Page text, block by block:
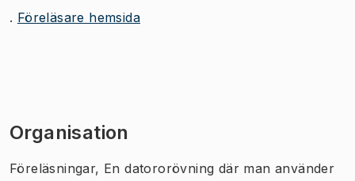
. Föreläsare hemsida
Organisation
Föreläsningar, En datororövning där man använder